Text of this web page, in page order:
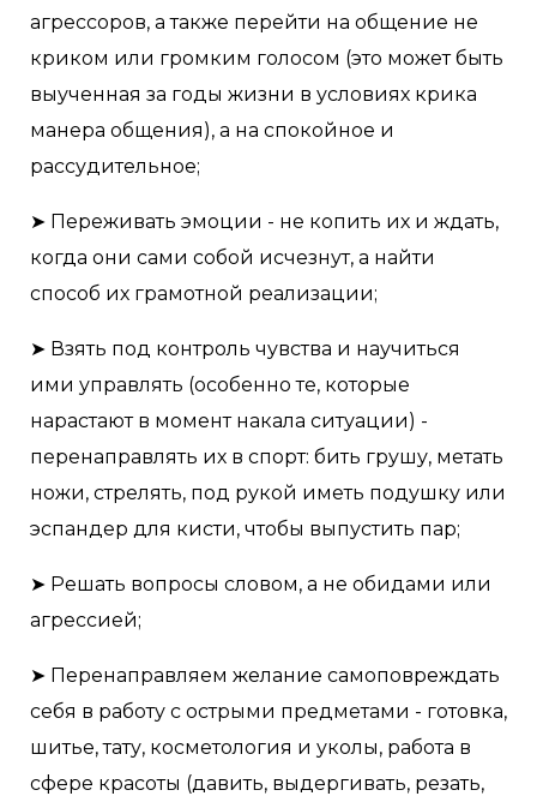
агрессоров, а также перейти на общение не
криком или громким голосом (это может быть
выученная за годы жизни в условиях крика
манера общения), а на спокойное и
рассудительное;
➤ Переживать эмоции - не копить их и ждать,
когда они сами собой исчезнут, а найти
способ их грамотной реализации;
➤ Взять под контроль чувства и научиться
ими управлять (особенно те, которые
нарастают в момент накала ситуации) -
перенаправлять их в спорт: бить грушу, метать
ножи, стрелять, под рукой иметь подушку или
эспандер для кисти, чтобы выпустить пар;
➤ Решать вопросы словом, а не обидами или
агрессией;
➤ Перенаправляем желание самоповреждать
себя в работу с острыми предметами - готовка,
шитье, тату, косметология и уколы, работа в
сфере красоты (давить, выдергивать, резать,